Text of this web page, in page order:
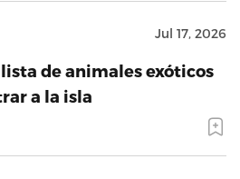
Jul 17, 2026
de animales exóticos
a la isla